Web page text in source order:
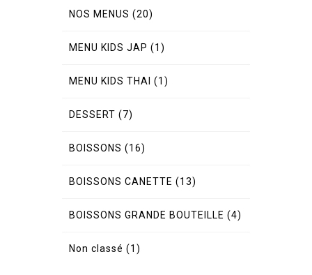
NOS MENUS (20)
MENU KIDS JAP (1)
MENU KIDS THAI (1)
DESSERT (7)
BOISSONS (16)
BOISSONS CANETTE (13)
BOISSONS GRANDE BOUTEILLE (4)
Non classé (1)